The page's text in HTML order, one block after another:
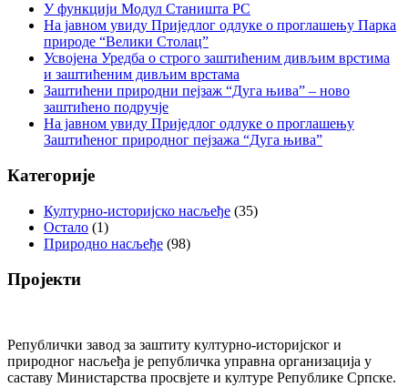
У функцији Модул Станишта РС
На јавном увиду Приједлог oдлуке о проглашењу Парка
природе “Велики Столац”
Усвојена Уредба о строго заштићеним дивљим врстима
и заштићеним дивљим врстама
Заштићени природни пејзаж “Дуга њива” – ново
заштићено подручје
На јавном увиду Приједлог oдлуке о проглашењу
Заштићеног природног пејзажа “Дуга њива”
Категорије
Културно-историјско насљеђе (35)
Остало (1)
Природно насљеђе (98)
Пројекти
Републички завод за заштиту културно-историјског и
природног насљеђа је републичка управна организација у
саставу Министарства просвјете и културе Републике Српске.